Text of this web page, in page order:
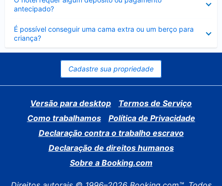
antecipado?
É possível conseguir uma cama extra ou um berço para
criança?
Contraído
Cadastre sua propriedade
Versão para desktop
Termos de Serviço
Como trabalhamos
Política de Privacidade
Declaração contra o trabalho escravo
Declaração de direitos humanos
Sobre a Booking.com